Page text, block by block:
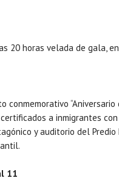
20 horas velada de gala,
conmemorativo
a inmigrantes
y auditorio del
11